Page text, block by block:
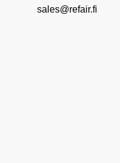
sales@refair.fi